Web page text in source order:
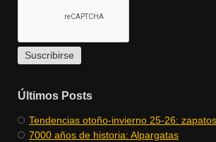
Últimos Posts
​Tendencias otoño-invierno 25-26: zapatos
​7000 años de historia: Alpargatas